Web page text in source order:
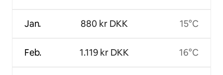
Jan.
Feb.
880 kr DKK
1.119 kr DKK
15°C
16°C